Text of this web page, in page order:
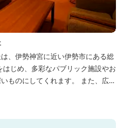
、伊勢神宮に近い伊勢市にある総
じめ、多彩なパブリック施設やお
ものにしてくれます。 また、広大
場を始めとしたスポーツ施設や、
水プール、お子様が楽しめる児童